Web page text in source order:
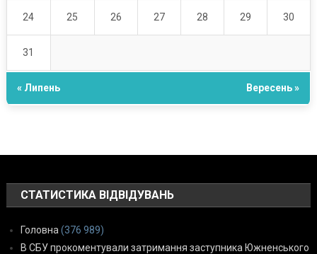
24 25 26 27 28 29 30
31
« Липень Вересень »
СТАТИСТИКА ВІДВІДУВАНЬ
Головна (376 989)
В СБУ прокоментували затримання заступника Южненського